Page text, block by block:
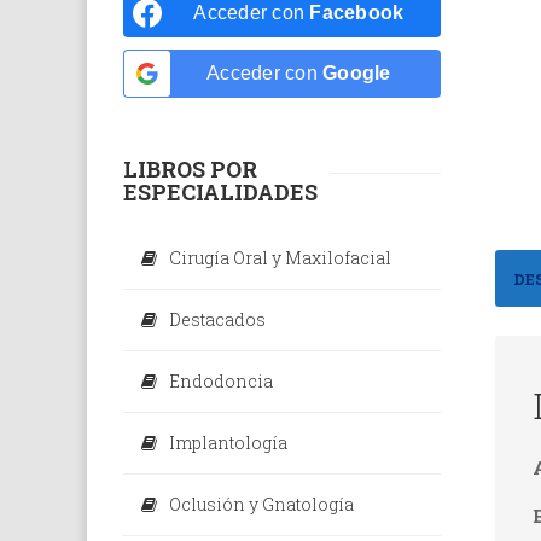
Dental
Acceder con Facebook
Acceder con Google
LIBROS POR
ESPECIALIDADES
Cirugía Oral y Maxilofacial
Destacados
Endodoncia
Implantología
Oclusión y Gnatología